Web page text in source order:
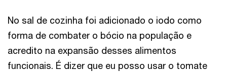
No sal de cozinha foi adicionado o iodo como
forma de combater o bócio na população e
acredito na expansão desses alimentos
funcionais. É dizer que eu posso usar o tomate